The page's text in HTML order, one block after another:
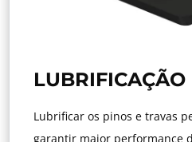
LUBRIFICAÇÃO
Lubrificar os pinos e travas
garantir maior performance